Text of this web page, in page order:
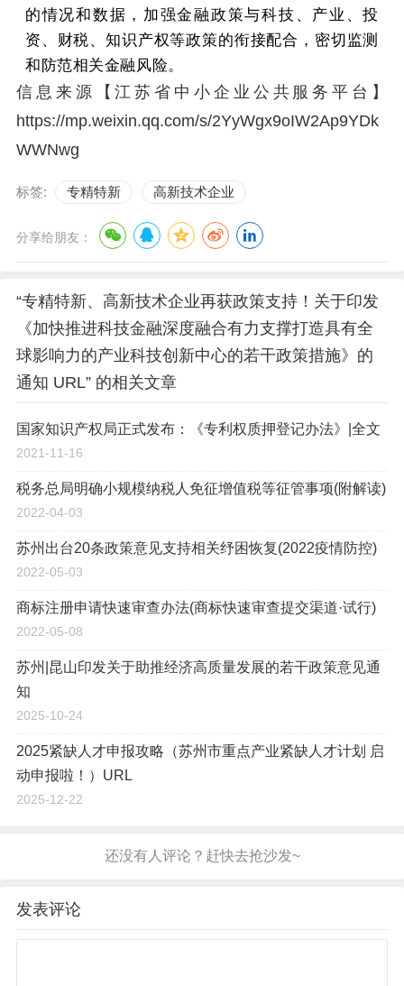
的情况和数据，加强金融政策与科技、产业、投
资、财税、知识产权等政策的衔接配合，密切监测
和防范相关金融风险。
信息来源【江苏省中小企业公共服务平台】
https://mp.weixin.qq.com/s/2YyWgx9oIW2Ap9YDk
WWNwg
标签: 专精特新 高新技术企业
分享给朋友：
“专精特新、高新技术企业再获政策支持！关于印发
《加快推进科技金融深度融合有力支撑打造具有全
球影响力的产业科技创新中心的若干政策措施》的
通知 URL” 的相关文章
国家知识产权局正式发布：《专利权质押登记办法》|全文
2021-11-16
税务总局明确小规模纳税人免征增值税等征管事项(附解读)
2022-04-03
苏州出台20条政策意见支持相关纾困恢复(2022疫情防控)
2022-05-03
商标注册申请快速审查办法(商标快速审查提交渠道·试行)
2022-05-08
苏州|昆山印发关于助推经济高质量发展的若干政策意见通
知
2025-10-24
2025紧缺人才申报攻略（苏州市重点产业紧缺人才计划 启
动申报啦！）URL
2025-12-22
发表评论